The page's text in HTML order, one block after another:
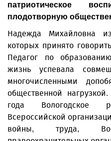
патриотическое
плодотворную
Надежда Михайловна
которых принято
Педагог по
жизнь успевала
многочисленными
общественной
года Вологодское
Всероссийской
войны, труда,